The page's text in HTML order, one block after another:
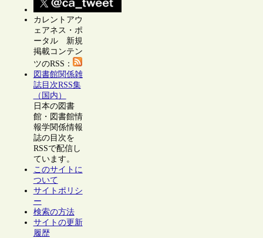
カレントアウ
ェアネス・ポ
ータル 新規
掲載コンテン
ツのRSS：
図書館関係雑
誌目次RSS集
（国内）
日本の図書
館・図書館情
報学関係情報
誌の目次を
RSSで配信し
ています。
このサイトに
ついて
サイトポリシ
ー
検索の方法
サイトの更新
履歴